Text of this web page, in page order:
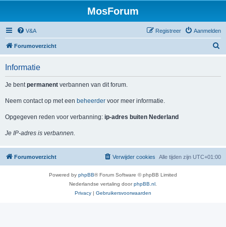
MosForum
V&A Aanmelden
Registreer
Forumoverzicht
Informatie
Je bentpermanent verbannen van dit forum.
Neem contact op met een beheerder voor meer informatie.
Opgegeven reden voor verbanning: ip-adres buiten Nederland
Je IP-adres is verbannen.
Forumoverzicht Alle tijden zijn UTC+01:00
Verwijder cookies
Powered by phpBB® Forum Software © phpBB Limited
Nederlandse vertaling doorphpBB.nl
Privacy | Gebruikersvoorwaarden